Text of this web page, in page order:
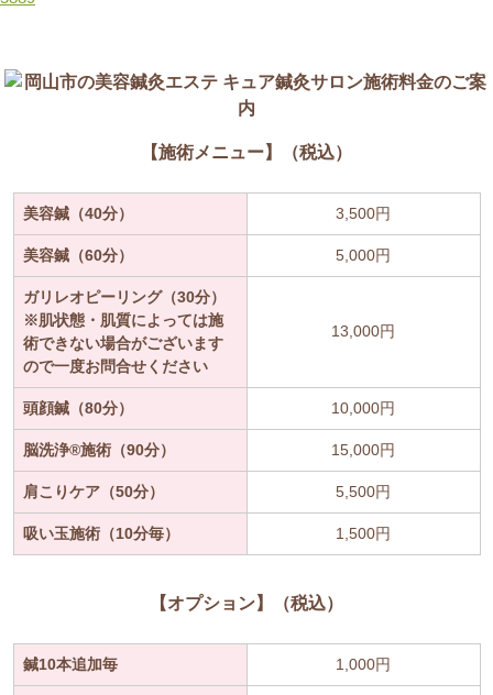
【施術メニュー】（税込）
美容鍼（40分） 3,500円
美容鍼（60分） 5,000円
ガリレオピーリング（30分）
※肌状態・肌質によっては施
術できない場合がございます
ので一度お問合せください
13,000円
頭顔鍼（80分） 10,000円
脳洗浄®施術（90分） 15,000円
肩こりケア（50分） 5,500円
吸い玉施術（10分毎） 1,500円
【オプション】（税込）
鍼10本追加毎 1,000円